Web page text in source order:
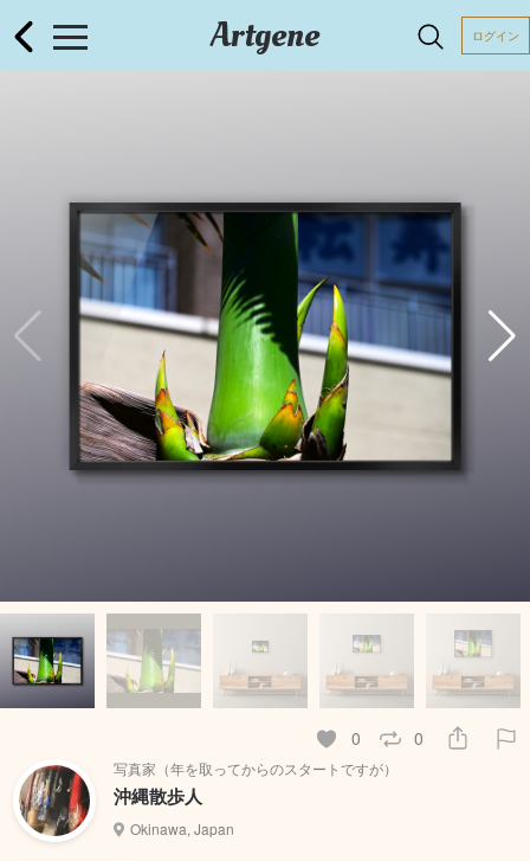
Artgene ログイン
0 0
写真家（年を取ってからのスタートですが）
沖縄散歩人
Okinawa, Japan